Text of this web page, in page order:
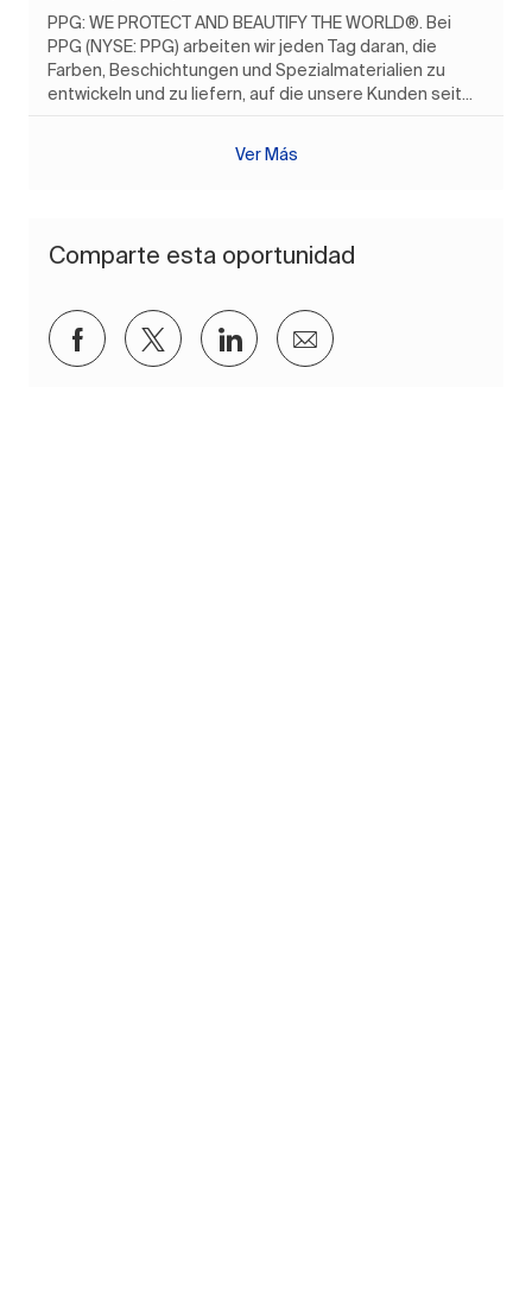
PPG: WE PROTECT AND BEAUTIFY THE WORLD®. Bei
PPG (NYSE: PPG) arbeiten wir jeden Tag daran, die
Farben, Beschichtungen und Spezialmaterialien zu
entwickeln und zu liefern, auf die unsere Kunden seit...
Ver Más
Comparte esta oportunidad
Compartir a través de Facebook
Compartir a través de twitter
Compartir a través de
Compartir por